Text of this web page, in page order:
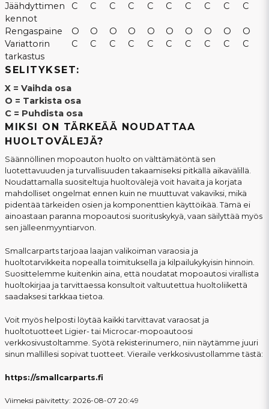
Jäähdyttimen
kennot
C C C C C C C C C C
Rengaspaine O O O O O O O O O
O
Variattorin
tarkastus
C C C C C C C C C C
SELITYKSET:
X = Vaihda osa
O = Tarkista osa
C = Puhdista osa
MIKSI ON TÄRKEÄÄ NOUDATTAA
HUOLTOVÄLEJÄ?
Säännöllinen mopoauton huolto on välttämätöntä sen
luotettavuuden ja turvallisuuden takaamiseksi pitkällä aikavälillä.
Noudattamalla suositeltuja huoltovälejä voit havaita ja korjata
mahdolliset ongelmat ennen kuin ne muuttuvat vakaviksi, mikä
pidentää tärkeiden osien ja komponenttien käyttöikää. Tämä ei
ainoastaan paranna mopoautosi suorituskykyä, vaan säilyttää myös
sen jälleenmyyntiarvon.
Smallcarparts tarjoaa laajan valikoiman varaosia ja
huoltotarvikkeita nopealla toimituksella ja kilpailukykyisin hinnoin.
Suosittelemme kuitenkin aina, että noudatat mopoautosi virallista
huoltokirjaa ja tarvittaessa konsultoit valtuutettua huoltoliikettä
saadaksesi tarkkaa tietoa.
Voit myös helposti löytää kaikki tarvittavat varaosat ja
huoltotuotteet Ligier- tai Microcar-mopoautoosi
verkkosivustoltamme. Syötä rekisterinumero, niin näytämme juuri
sinun mallillesi sopivat tuotteet. Vieraile verkkosivustollamme tästä:
https://smallcarparts.fi
Viimeksi päivitetty: 2026-08-07 20:49